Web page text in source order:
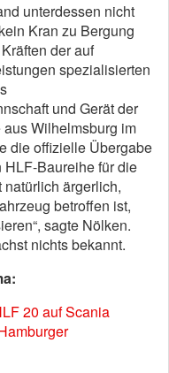
unterdessen nicht
Kran zu Bergung
der auf
spezialisierten
und Gerät der
Wilhelmsburg im
die offizielle Übergabe
Baureihe für die
natürlich ärgerlich,
betroffen ist,
sagte Nölken.
nichts bekannt.
20 auf Scania